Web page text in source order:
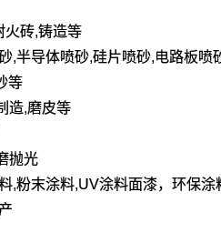
火砖,铸造等
,半导体喷砂,硅片喷砂,电路板
等
造,磨皮等
抛光
,粉末涂料,UV涂料面漆，环保